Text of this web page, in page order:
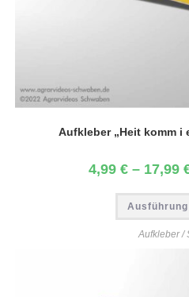
Aufkleber „Heit komm i
4,99 €– 17,99
Aufkleber /